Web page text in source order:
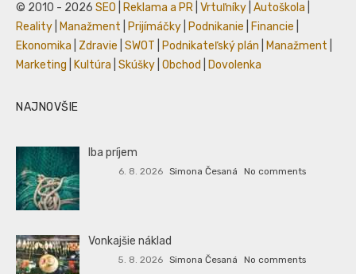
© 2010 - 2026 SEO Reklama a PR Vrtuľníky Autoškola
Reality
Manažment Prijímáčky Podnikanie Financie
Ekonomika
Zdravie SWOT Podnikateľský plán Manažment
Marketing
Kultúra Skúšky Obchod Dovolenka
NAJNOVŠIE
Iba príjem
6. 8. 2026 Simona Česaná No comments
Vonkajšie náklad
5. 8. 2026 Simona Česaná No comments